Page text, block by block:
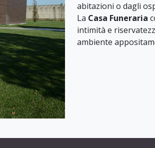
abitazioni o dagli
La Casa Funeraria
intimità e
ambiente